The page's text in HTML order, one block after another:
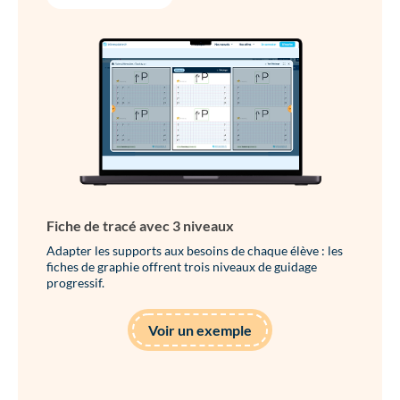
Fiche de tracé avec 3 niveaux
Adapter les supports aux besoins de chaque élève : les
fiches de graphie offrent trois niveaux de guidage
progressif.
Voir un exemple